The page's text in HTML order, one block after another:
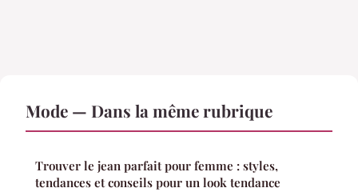
Mode — Dans la même rubrique
Trouver le jean parfait pour femme : styles,
tendances et conseils pour un look tendance